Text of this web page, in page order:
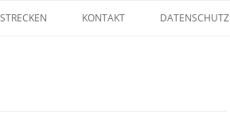
KONTAKT DATENSCHUTZ